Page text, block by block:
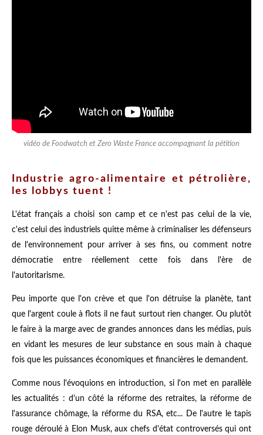
vidéo de Foodwatch et Zero Waste France accompagnant la pétition
Industrie agro-alimentaire et pétrolière,
les lobbys tuent !
L'état français a choisi son camp et ce n'est pas celui de la vie,
c'est celui des industriels quitte même à criminaliser les défenseurs
de l'environnement pour arriver à ses fins, ou comment notre
démocratie entre réellement cette fois dans l'ère de
l'autoritarisme.
Peu importe que l'on crève et que l'on détruise la planète, tant
que l'argent coule à flots il ne faut surtout rien changer. Ou plutôt
le faire à la marge avec de grandes annonces dans les médias, puis
en vidant les mesures de leur substance en sous main à chaque
fois que les puissances économiques et financières le demandent.
Comme nous l'évoquions en introduction, si l'on met en parallèle
les actualités : d'un côté la réforme des retraites, la réforme de
l'assurance chômage, la réforme du RSA, etc... De l'autre le tapis
rouge déroulé à Elon Musk, aux chefs d'état controversés qui ont